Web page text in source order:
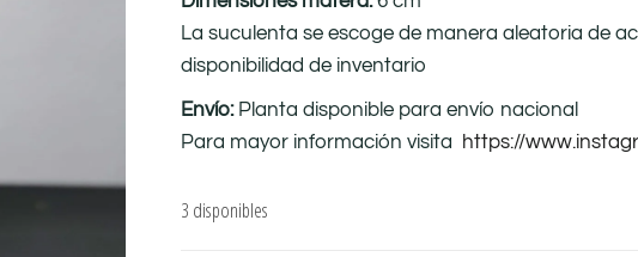
La suculenta se escoge de manera aleatoria de
disponibilidad de inventario
Envío: Planta disponible para envío nacional
Para mayor información visita
https://
3 disponibles